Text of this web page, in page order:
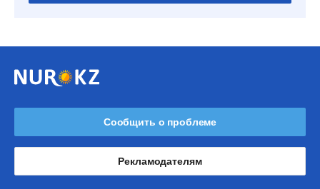
Сообщить о проблеме
Рекламодателям